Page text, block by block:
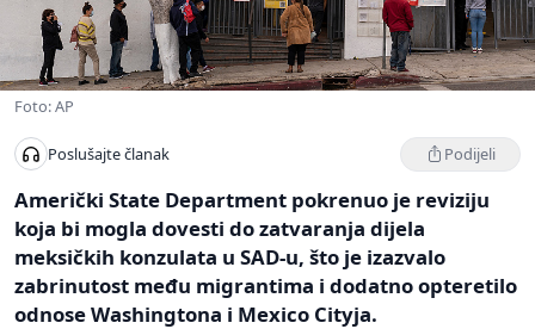
Foto: AP
Poslušajte članak Podijeli
Američki State Department pokrenuo je reviziju
koja bi mogla dovesti do zatvaranja dijela
meksičkih konzulata u SAD-u, što je izazvalo
zabrinutost među migrantima i dodatno opteretilo
odnose Washingtona i Mexico Cityja.